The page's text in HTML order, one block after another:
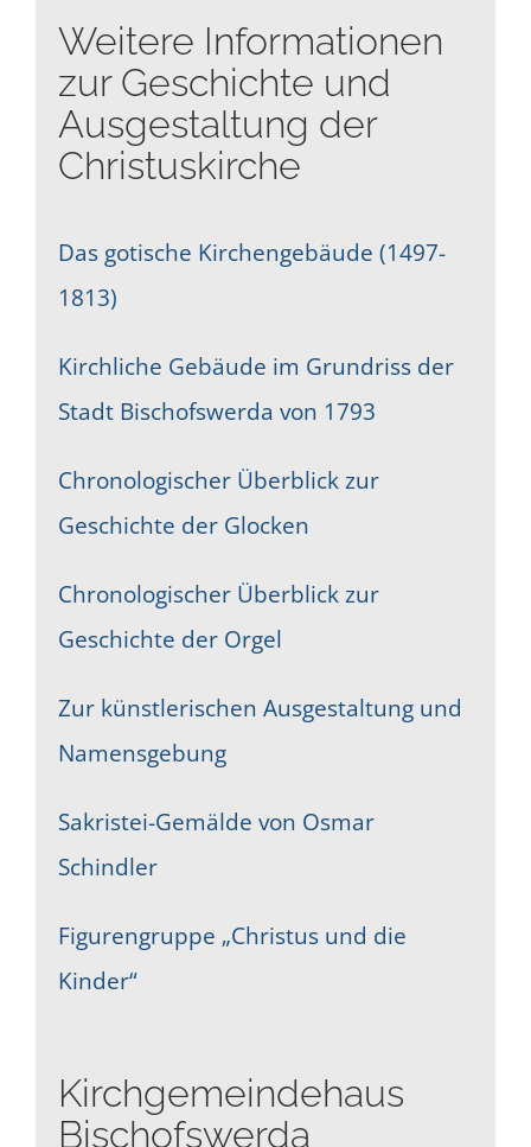
Weitere Informationen
zur Geschichte und
Ausgestaltung der
Christuskirche
Das gotische Kirchengebäude (1497-
1813)
Kirchliche Gebäude im Grundriss der
Stadt Bischofswerda von 1793
Chronologischer Überblick zur
Geschichte der Glocken
Chronologischer Überblick zur
Geschichte der Orgel
Zur künstlerischen Ausgestaltung und
Namensgebung
Sakristei-Gemälde von Osmar
Schindler
Figurengruppe „Christus und die
Kinder“
Kirchgemeindehaus
Bischofswerda